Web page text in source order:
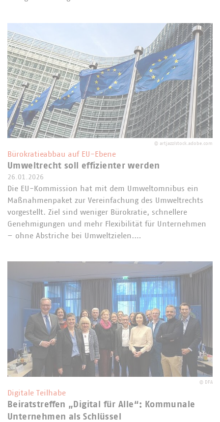
© artjazz/stock.adobe.com
Bürokratieabbau auf EU-Ebene
Umweltrecht soll effizienter werden
26.01.2026
Die EU-Kommission hat mit dem Umweltomnibus ein
Maßnahmenpaket zur Vereinfachung des Umweltrechts
vorgestellt. Ziel sind weniger Bürokratie, schnellere
Genehmigungen und mehr Flexibilität für Unternehmen
– ohne Abstriche bei Umweltzielen.…
© DFA
Digitale Teilhabe
Beiratstreffen „Digital für Alle“: Kommunale
Unternehmen als Schlüssel